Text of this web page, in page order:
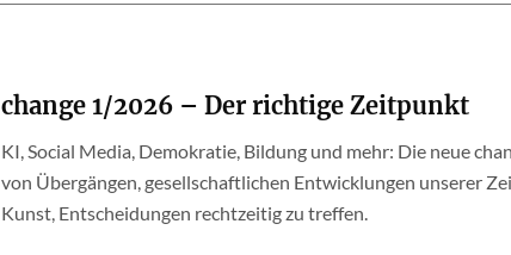
change 1/2026 – Der richtige Zeitpunkt
KI, Social Media, Demokratie, Bildung und mehr: Die neue
von Übergängen, gesellschaftlichen Entwicklungen unserer
Kunst, Entscheidungen rechtzeitig zu treffen.